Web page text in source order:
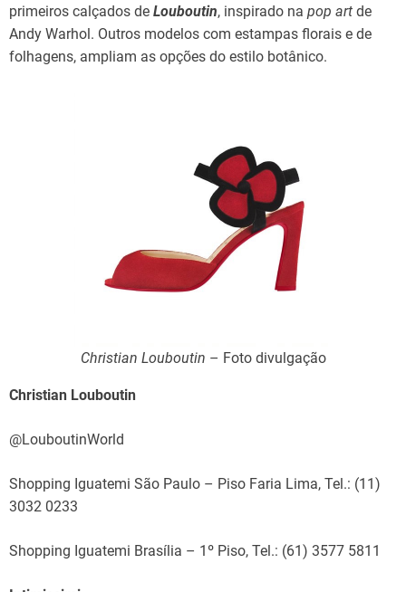
primeiros calçados de Louboutin, inspirado na pop art de
Andy Warhol. Outros modelos com estampas florais e de
folhagens, ampliam as opções do estilo botânico.
Christian Louboutin – Foto divulgação
Christian Louboutin
@LouboutinWorld
Shopping Iguatemi São Paulo – Piso Faria Lima, Tel.: (11)
3032 0233
Shopping Iguatemi Brasília – 1º Piso, Tel.: (61) 3577 5811